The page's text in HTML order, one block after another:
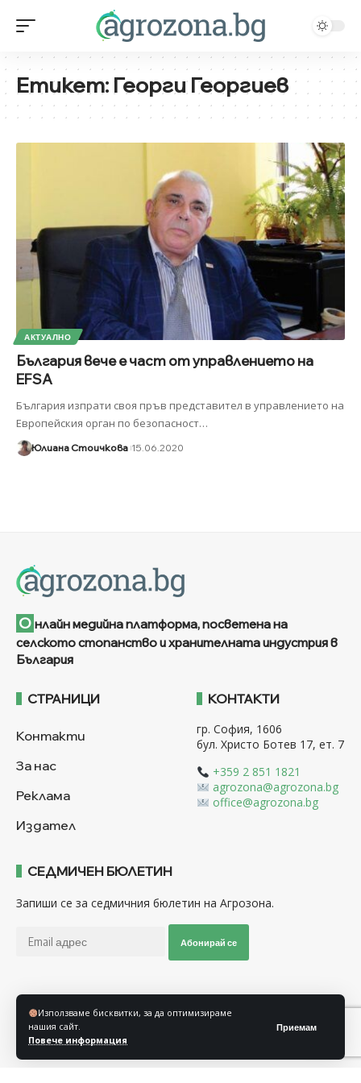
Използваме бисквитки, за да оптимизираме
нашия сайт.
Повече информация
Приемам
Етикет:Георги Георгиев
АКТУАЛНО
България вече е част от управлението на
EFSA
България изпрати своя пръв представител в управлението на
Европейския орган по безопасност…
Юлиана Стоичкова 15.06.2020
О нлайн медийна платформа, посветена на
селското стопанство и хранителната индустрия в
България
СТРАНИЦИ
Контакти
За нас
Реклама
Издател
КОНТАКТИ
гр. София, 1606
бул. Христо Ботев 17, ет. 7
+359 2 851 1821
agrozona@agrozona.bg
office@agrozona.bg
СЕДМИЧЕН БЮЛЕТИН
Запиши се за седмичния бюлетин на Агрозона.
Абонирай се
Последвайте ни